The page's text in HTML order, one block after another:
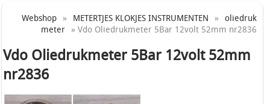
Webshop » METERTJES KLOKJES INSTRUMENTEN » oliedruk
meter » Vdo Oliedrukmeter 5Bar 12volt 52mm nr2836
Vdo Oliedrukmeter 5Bar 12volt 52mm
nr2836